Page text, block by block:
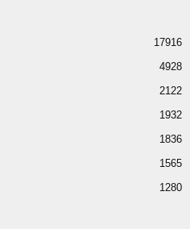
17916
4928
2122
1932
1836
1565
1280